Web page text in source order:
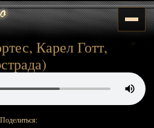
Карел Готт,
Поделиться: